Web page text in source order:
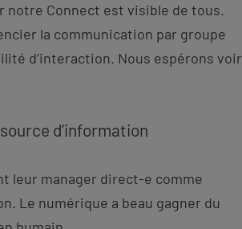
notre Connect est visible de tous.
la communication par groupe
d’interaction. Nous espérons voir
d’information
leur manager direct-e comme
Le numérique a beau gagner du